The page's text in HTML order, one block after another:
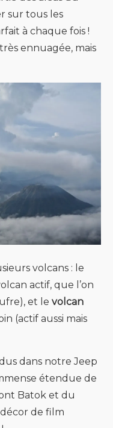
sur tous les
à chaque fois !
ennuagée, mais
volcans : le
actif, que l’on
et le volcan
(actif aussi mais
dans notre Jeep
étendue de
Batok et du
de film